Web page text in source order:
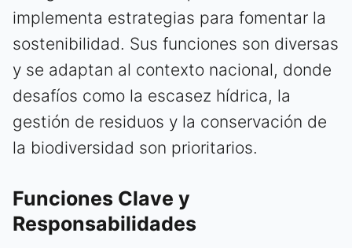
implementa estrategias para fomentar la
sostenibilidad. Sus funciones son diversas
y se adaptan al contexto nacional, donde
desafíos como la escasez hídrica, la
gestión de residuos y la conservación de
la biodiversidad son prioritarios.
Funciones Clave y
Responsabilidades